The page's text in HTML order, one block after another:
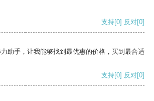
支持[0] 反对[0]
助手，让我能够找到最优惠的价格，买到最合适
支持[0] 反对[0]